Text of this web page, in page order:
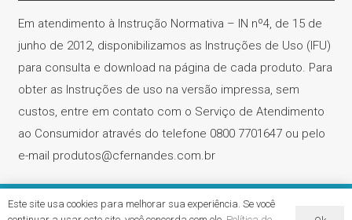
Em atendimento à Instrução Normativa – IN nº4, de 15 de
junho de 2012, disponibilizamos as Instruções de Uso (IFU)
para consulta e download na página de cada produto. Para
obter as Instruções de uso na versão impressa, sem
custos, entre em contato com o Serviço de Atendimento
ao Consumidor através do telefone 0800 7701647 ou pelo
e-mail produtos@cfernandes.com.br
Cirúrgica Fernandes – CNPJ. 61.418.042/0001-31 | Todos os
Este site usa cookies para melhorar sua experiência. Se você